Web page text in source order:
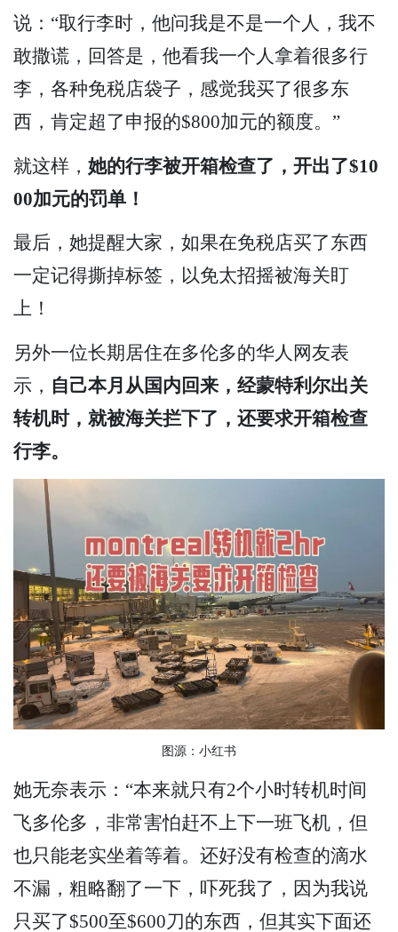
说：“取行李时，他问我是不是一个人，我不
敢撒谎，回答是，他看我一个人拿着很多行
李，各种免税店袋子，感觉我买了很多东
西，肯定超了申报的$800加元的额度。”
就这样， 她的行李被开箱检查了，开出了$10
00加元的罚单！
最后，她提醒大家，如果在免税店买了东西
一定记得撕掉标签，以免太招摇被海关盯
上！
另外一位长期居住在多伦多的华人网友表
示， 自己本月从国内回来，经蒙特利尔出关
转机时，就被海关拦下了，还要求开箱检查
行李。
图源：小红书
她无奈表示：“本来就只有2个小时转机时间
飞多伦多，非常害怕赶不上下一班飞机，但
也只能老实坐着等着。还好没有检查的滴水
不漏，粗略翻了一下，吓死我了，因为我说
只买了$500至$600刀的东西，但其实下面还